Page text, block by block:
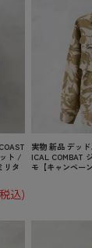
ト /
リタ
込)
実物 新品 デッ
ICAL COMBAT
モ【キャンペー